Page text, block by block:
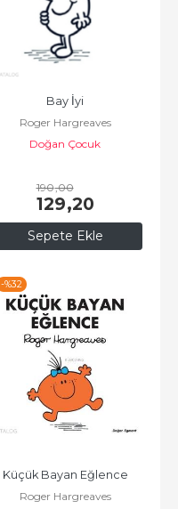
Sepete Ekle
Bay İyi
Roger Hargreaves
Doğan Çocuk
190,00
129,20
-%32
Küçük Bayan Eğlence
Roger Hargreaves